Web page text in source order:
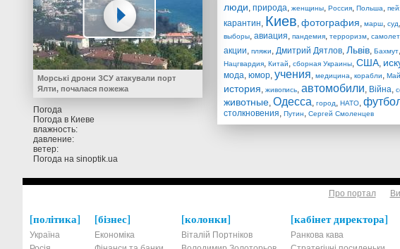
люди, природа, женщины, Россия, Польша,
карантин, Киев, фотография, марш, суд,
выборы, авиация, пандемия, терроризм,
акции, пляжи, Дмитрий Дятлов, Львів, Бахмут,
Нацгвардия, Китай, сборная Украины, США,
мода, юмор, учения, медицина, корабли,
история, живопись, автомобили, Війна,
животные, Одесса, город, НАТО,
столкновения, Путин, Сергей Смоленцев
Морські дрони ЗСУ атакували порт
Ялти, почалася пожежа
Погода
Погода в Киеве
влажность:
давление:
ветер:
Погода на sinoptik.ua
Про портал
політика
Україна
бізнес
Економіка
колонки
Віталій Портніков
кабінет директора
Ранкова кава